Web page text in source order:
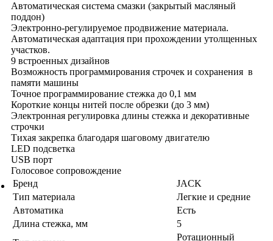
Автоматическая система смазки (закрытый масляный
поддон)
Электронно-регулируемое продвижение материала.
Автоматическая адаптация при прохождении утолщенных
участков.
9 встроенных дизайнов
Возможность программирования строчек и сохранения в
памяти машины
Точное программирование стежка до 0,1 мм
Короткие концы нитей после обрезки (до 3 мм)
Электронная регулировка длины стежка и декоративные
строчки
Тихая закрепка благодаря шаговому двигателю
LED подсветка
USB порт
Голосовое сопровождение
Бренд
JACK
Тип материала
Легкие и средние
Автоматика
Есть
Длина стежка, мм
5
Ротационный